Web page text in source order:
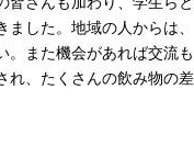
ました。地域の人からは
。また機会があれば交流
れ、たくさんの飲み物の